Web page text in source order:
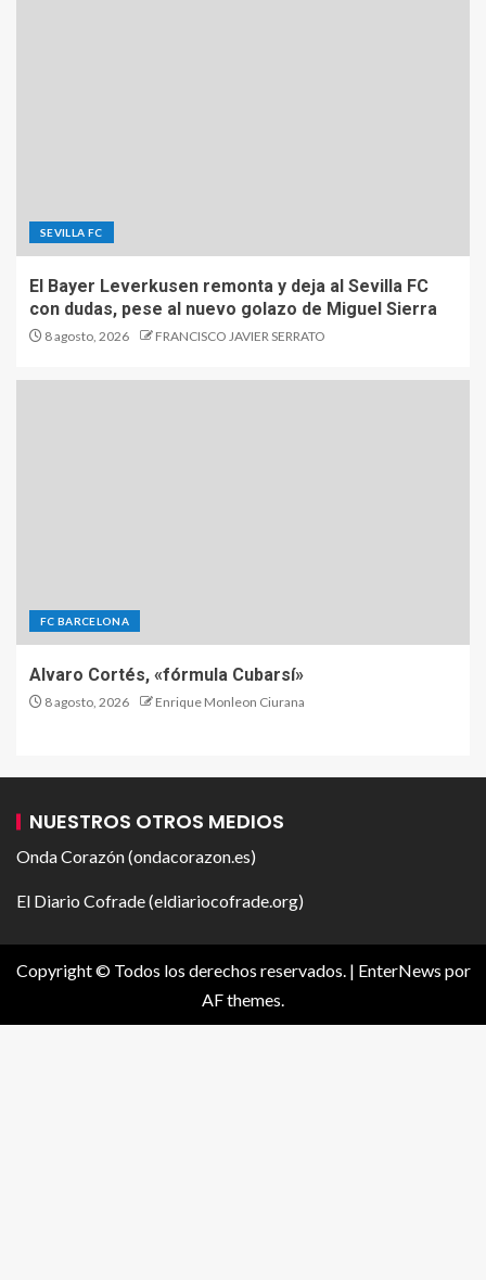
SEVILLA FC
El Bayer Leverkusen remonta y deja al Sevilla FC
con dudas, pese al nuevo golazo de Miguel Sierra
8 agosto, 2026 FRANCISCO JAVIER SERRATO
FC BARCELONA
Alvaro Cortés, «fórmula Cubarsí»
8 agosto, 2026 Enrique Monleon Ciurana
NUESTROS OTROS MEDIOS
Onda Corazón (ondacorazon.es)
El Diario Cofrade (eldiariocofrade.org)
Copyright © Todos los derechos reservados. | EnterNews por
AF themes.